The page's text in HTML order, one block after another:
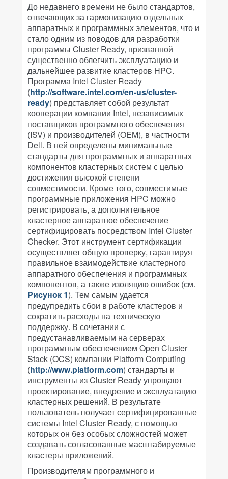
До недавнего времени не было стандартов,
отвечающих за гармонизацию отдельных
аппаратных и программных элементов, что и
стало одним из поводов для разработки
программы Cluster Ready, призванной
существенно облегчить эксплуатацию и
дальнейшее развитие кластеров HPC.
Программа Intel Cluster Ready
(http://software.intel.com/en-us/cluster-
ready) представляет собой результат
кооперации компании Intel, независимых
поставщиков программного обеспечения
(ISV) и производителей (OEM), в частности
Dell. В ней определены минимальные
стандарты для программных и аппаратных
компонентов кластерных систем с целью
достижения высокой степени
совместимости. Кроме того, совместимые
программные приложения HPC можно
регистрировать, а дополнительное
кластерное аппаратное обеспечение
сертифицировать посредством Intel Cluster
Checker. Этот инструмент сертификации
осуществляет общую проверку, гарантируя
правильное взаимодействие кластерного
аппаратного обеспечения и программных
компонентов, а также изоляцию ошибок (см.
Рисунок 1). Тем самым удается
предупредить сбои в работе кластеров и
сократить расходы на техническую
поддержку. В сочетании с
предустанавливаемым на серверах
программным обеспечением Open Cluster
Stack (OCS) компании Platform Computing
(http://www.platform.com) стандарты и
инструменты из Cluster Ready упрощают
проектирование, внедрение и эксплуатацию
кластерных решений. В результате
пользователь получает сертифицированные
системы Intel Cluster Ready, с помощью
которых он без особых сложностей может
создавать согласованные масштабируемые
кластеры приложений.
Производителям программного и